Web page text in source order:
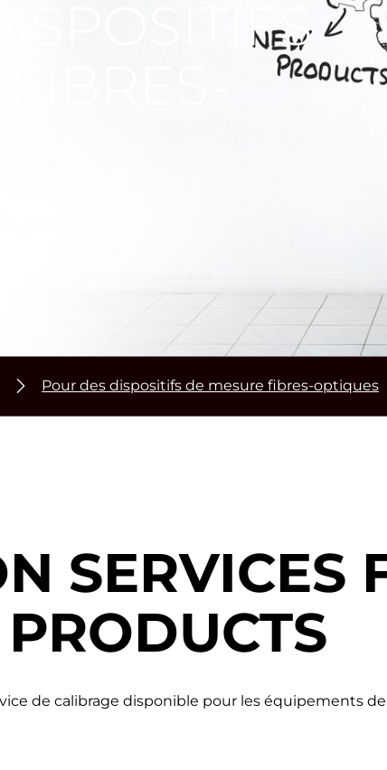
Pour des dispositifs de mesure fibres-optiques
SERVICES
de calibrage disponible pour les équipements